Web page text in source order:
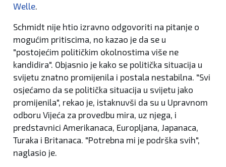
Welle
Schmidt nije htio izravno odgovoriti na pitanje o
mogućim pritiscima, no kazao je da se u
"postojećim političkim okolnostima više ne
kandidira". Objasnio je kako se politička situacija u
svijetu znatno promijenila i postala nestabilna. "Svi
osjećamo da se politička situacija u svijetu jako
promijenila", rekao je, istaknuvši da su u Upravnom
odboru Vijeća za provedbu mira, uz njega, i
predstavnici Amerikanaca, Europljana, Japanaca,
Turaka i Britanaca. "Potrebna mi je podrška svih",
naglasio je.